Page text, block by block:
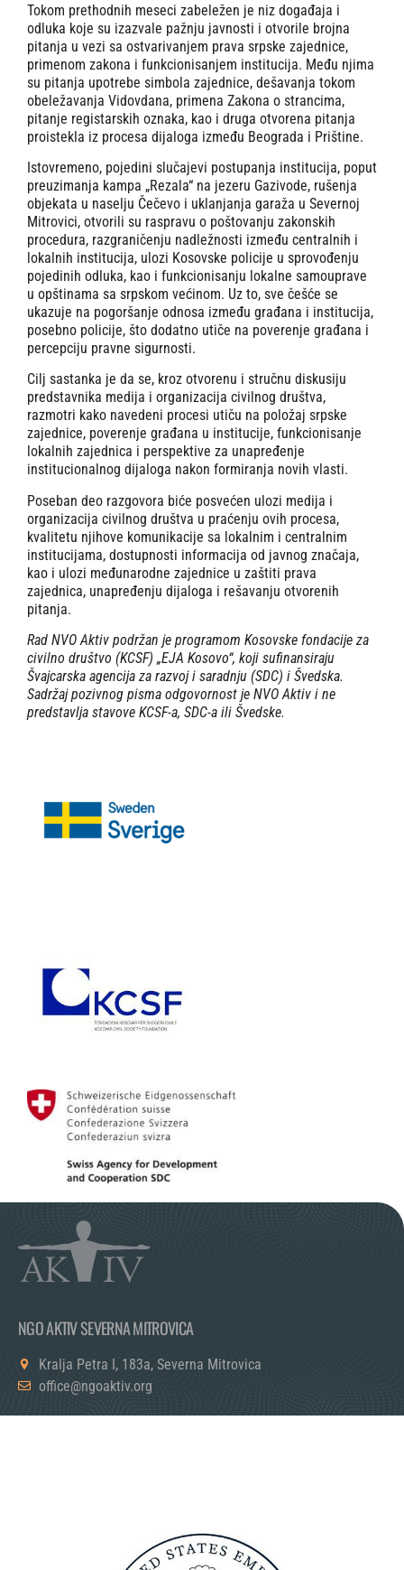
Tokom prethodnih meseci zabeležen je niz događaja i
odluka koje su izazvale pažnju javnosti i otvorile brojna
pitanja u vezi sa ostvarivanjem prava srpske zajednice,
primenom zakona i funkcionisanjem institucija. Među njima
su pitanja upotrebe simbola zajednice, dešavanja tokom
obeležavanja Vidovdana, primena Zakona o strancima,
pitanje registarskih oznaka, kao i druga otvorena pitanja
proistekla iz procesa dijaloga između Beograda i Prištine.
Istovremeno, pojedini slučajevi postupanja institucija, poput
preuzimanja kampa „Rezala“ na jezeru Gazivode, rušenja
objekata u naselju Čečevo i uklanjanja garaža u Severnoj
Mitrovici, otvorili su raspravu o poštovanju zakonskih
procedura, razgraničenju nadležnosti između centralnih i
lokalnih institucija, ulozi Kosovske policije u sprovođenju
pojedinih odluka, kao i funkcionisanju lokalne samouprave
u opštinama sa srpskom većinom. Uz to, sve češće se
ukazuje na pogoršanje odnosa između građana i institucija,
posebno policije, što dodatno utiče na poverenje građana i
percepciju pravne sigurnosti.
Cilj sastanka je da se, kroz otvorenu i stručnu diskusiju
predstavnika medija i organizacija civilnog društva,
razmotri kako navedeni procesi utiču na položaj srpske
zajednice, poverenje građana u institucije, funkcionisanje
lokalnih zajednica i perspektive za unapređenje
institucionalnog dijaloga nakon formiranja novih vlasti.
Poseban deo razgovora biće posvećen ulozi medija i
organizacija civilnog društva u praćenju ovih procesa,
kvalitetu njihove komunikacije sa lokalnim i centralnim
institucijama, dostupnosti informacija od javnog značaja,
kao i ulozi međunarodne zajednice u zaštiti prava
zajednica, unapređenju dijaloga i rešavanju otvorenih
pitanja.
Rad NVO Aktiv podržan je programom Kosovske fondacije za
civilno društvo (KCSF) „EJA Kosovo“, koji sufinansiraju
Švajcarska agencija za razvoj i saradnju (SDC) i Švedska.
Sadržaj pozivnog pisma odgovornost je NVO Aktiv i ne
predstavlja stavove KCSF-a, SDC-a ili Švedske.
NGO AKTIV SEVERNA MITROVICA
Kralja Petra I, 183a, Severna Mitrovica
office@ngoaktiv.org